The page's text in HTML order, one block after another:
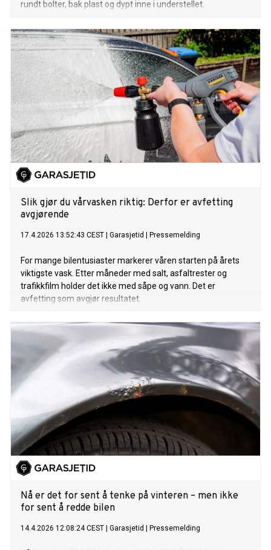
rundt bolter, bak plast og dypt inne i understellet.
Slik gjør du vårvasken riktig: Derfor er avfetting
avgjørende
17.4.2026 13:52:43 CEST Garasjetid Pressemelding
For mange bilentusiaster markerer våren starten på årets
viktigste vask. Etter måneder med salt, asfaltrester og
trafikkfilm holder det ikke med såpe og vann. Det er
avfetting som avgjør resultatet.
Nå er det for sent å tenke på vinteren – men ikke
for sent å redde bilen
14.4.2026 12:08:24 CEST Garasjetid Pressemelding